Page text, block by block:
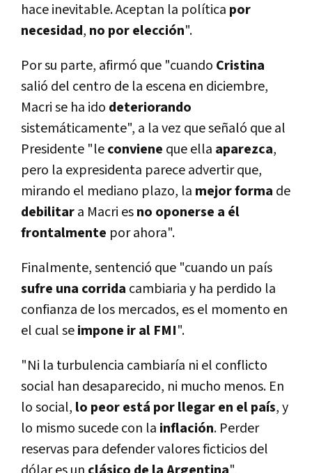
hace inevitable. Aceptan la polí­tica por
necesidad, no porelección".
Por su parte, afirmó que "cuando Cristina
salió del centro de la escena en diciembre,
Macri se ha ido deteriorando
sistemáticamente", a la vez que señaló que al
Presidente "leconviene que ella aparezca,
pero la expresidenta parece advertir que,
mirando el mediano plazo, la mejorforma de
debilitara Macri esno oponerse a él
frontalmente por ahora".
Finalmente, sentenció que "cuando un paí­s
sufre una corrida cambiaria y ha perdido la
confianza de los mercados, es el momento en
el cual seimpone ir al FMI".
"Ni la turbulencia cambiarí­a ni el conflicto
social han desaparecido, ni mucho menos. En
lo social, lo peor está por llegar en el paí­s, y
lo mismo sucede con la inflación. Perder
reservas para defender valores ficticios del